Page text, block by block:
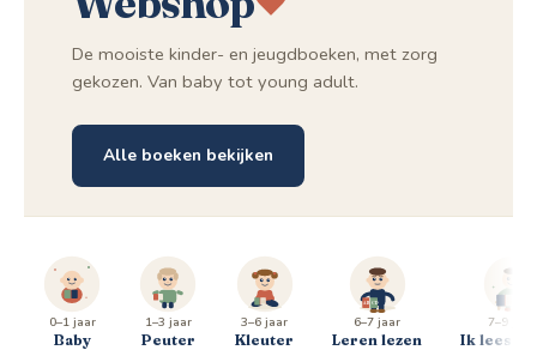
De mooiste kinder- en jeugdboeken, met zorg
gekozen. Van baby tot young adult.
Alle boeken bekijken
0–1 jaar
Baby
1–3 jaar
Peuter
3–6 jaar
Kleuter
6–7 jaar
Leren lezen
7–9 jaar
Ik lees al